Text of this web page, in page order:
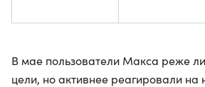
В мае пользователи Макса реже
цели, но активнее реагировали на